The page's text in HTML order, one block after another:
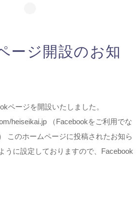
ージ開設のお知
ページを開設いたしました。
heiseikai.jp （Facebookをご利用でな
このホームページに投稿されたお知ら
うに設定しておりますので、Facebook